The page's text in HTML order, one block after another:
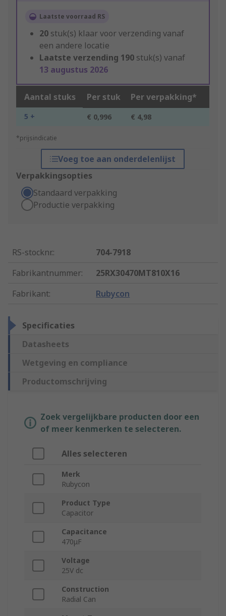
Laatste voorraad RS
20 stuk(s) klaar voor verzending vanaf
een andere locatie
Laatste verzending 190 stuk(s) vanaf
13 augustus 2026
Aantal stuks Per stuk Per verpakking*
5 + € 0,996 € 4,98
*prijsindicatie
Voeg toe aan onderdelenlijst
Verpakkingsopties
Standaard verpakking
Productie verpakking
RS-stocknr.:
704-7918
Fabrikantnummer:
25RX30470MT810X16
Fabrikant: Rubycon
Specificaties
Datasheets
Wetgeving en compliance
Productomschrijving
Zoek vergelijkbare producten door een
of meer kenmerken te selecteren.
Alles selecteren
Merk
Rubycon
Product Type
Capacitor
Capacitance
470μF
Voltage
25V dc
Construction
Radial Can